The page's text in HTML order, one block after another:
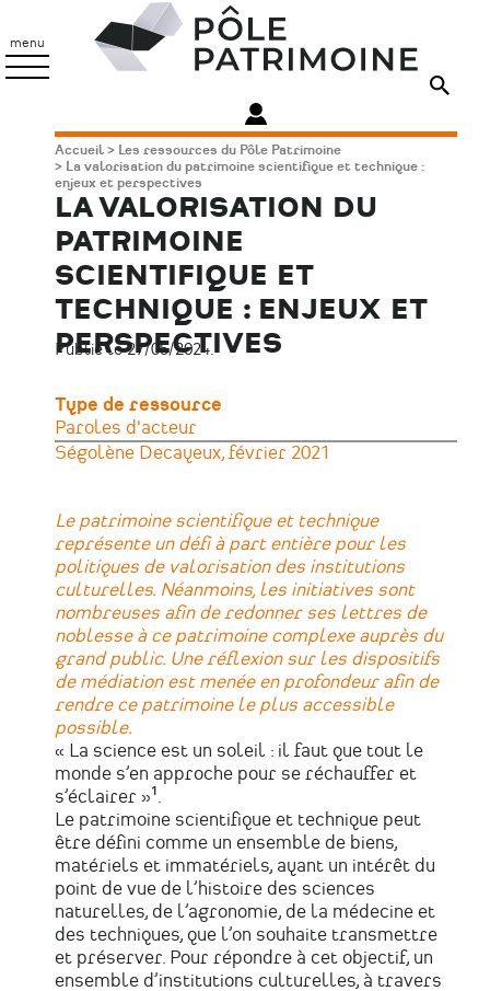
contenu
principal
menu
Patrimoine
Fil
d'Ariane
Accueil
Les ressources du Pôle Patrimoine
La valorisation du patrimoine scientifique et technique :
enjeux et perspectives
LA VALORISATION DU
PATRIMOINE
SCIENTIFIQUE ET
TECHNIQUE : ENJEUX ET
PERSPECTIVES
Publié le 27/05/2024.
Type de ressource
Paroles d'acteur
Ségolène Decayeux, février 2021
Le patrimoine scientifique et technique
représente un défi à part entière pour les
politiques de valorisation des institutions
culturelles. Néanmoins, les initiatives sont
nombreuses afin de redonner ses lettres de
noblesse à ce patrimoine complexe auprès du
grand public. Une réflexion sur les dispositifs
de médiation est menée en profondeur afin de
rendre ce patrimoine le plus accessible
possible.
« La science est un soleil : il faut que tout le
monde s’en approche pour se réchauffer et
s’éclairer »¹.
Le patrimoine scientifique et technique peut
être défini comme un ensemble de biens,
matériels et immatériels, ayant un intérêt du
point de vue de l’histoire des sciences
naturelles, de l’agronomie, de la médecine et
des techniques, que l’on souhaite transmettre
et préserver. Pour répondre à cet objectif, un
ensemble d’institutions culturelles, à travers